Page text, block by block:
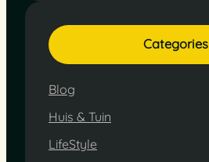
Categories
Blog
Huis & Tuin
LifeStyle